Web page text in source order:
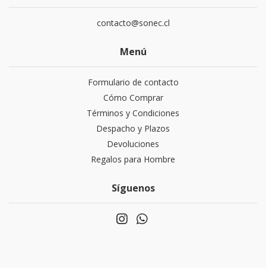
contacto@sonec.cl
Menú
Formulario de contacto
Cómo Comprar
Términos y Condiciones
Despacho y Plazos
Devoluciones
Regalos para Hombre
Síguenos